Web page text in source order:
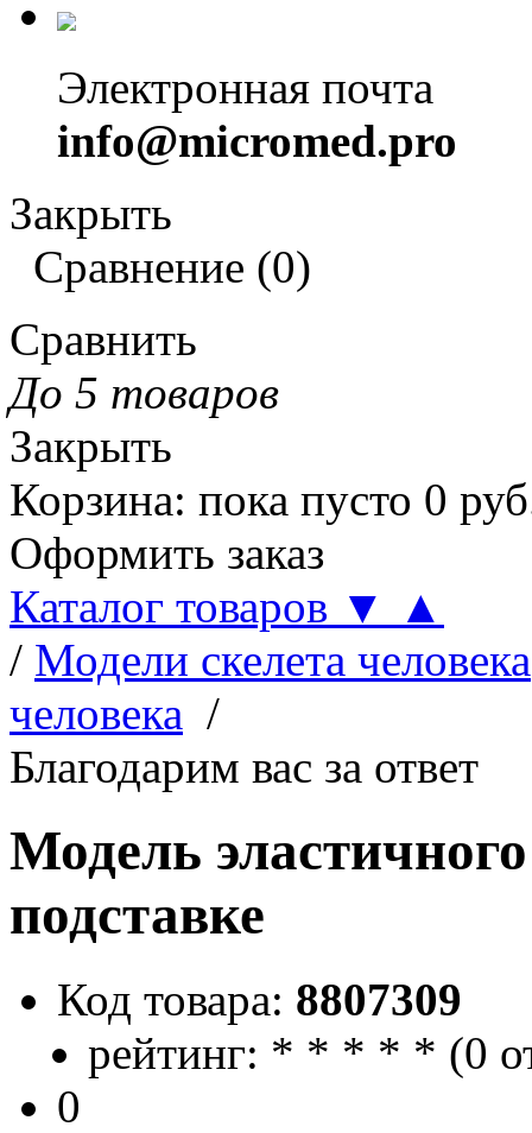
Электронная почта
info@micromed.pro
Закрыть
Сравнение (0)
Сравнить
До 5 товаров
Закрыть
Корзина: пока пусто 0
Оформить заказ
Каталог товаров ▼
▲
/ Модели скелета человека
человека /
Благодарим вас за ответ
Модель
подставке
Код товара: 8807309
рейтинг: * * * * * (0
0